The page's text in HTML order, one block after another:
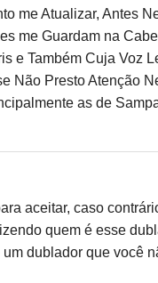
me Atualizar, Antes
me Guardam na
e Também Cuja Voz
Não Presto Atenção
as de
aceitar, caso
quem é esse
dublador que você